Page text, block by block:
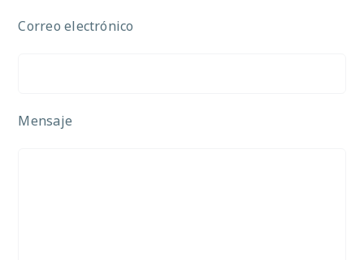
Correo electrónico
Mensaje